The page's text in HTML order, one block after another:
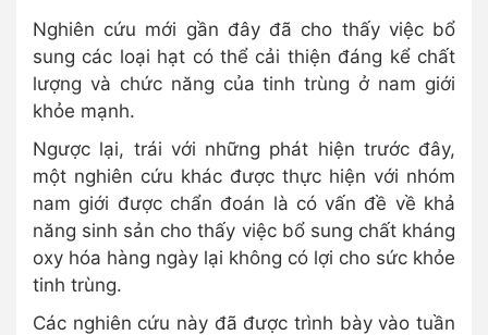
Nghiên cứu mới gần đây đã cho thấy việc bổ
sung các loại hạt có thể cải thiện đáng kể chất
lượng và chức năng của tinh trùng ở nam giới
khỏe mạnh.
Ngược lại, trái với những phát hiện trước đây,
một nghiên cứu khác được thực hiện với nhóm
nam giới được chẩn đoán là có vấn đề về khả
năng sinh sản cho thấy việc bổ sung chất kháng
oxy hóa hàng ngày lại không có lợi cho sức khỏe
tinh trùng.
Các nghiên cứu này đã được trình bày vào tuần